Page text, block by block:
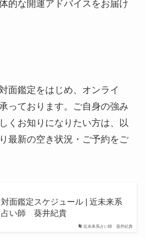
的な開運アドバイスをお届け
面鑑定をはじめ、オンライ
っております。ご自身の強み
くお知りになりたい方は、以
最新の空き状況・ご予約をご
近未来系占い師 葵井紀貴
対面鑑定スケジュール | 近未来系
占い師 葵井紀貴